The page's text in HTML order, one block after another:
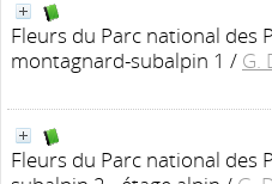
Fleurs du Parc national des
montagnard-subalpin 1 / G.
Fleurs du Parc national des